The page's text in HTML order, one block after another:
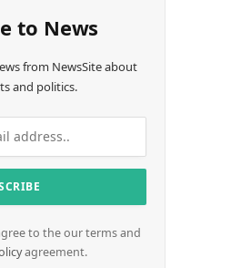
to News
from NewsSite about
and politics.
to the our terms and
agreement.